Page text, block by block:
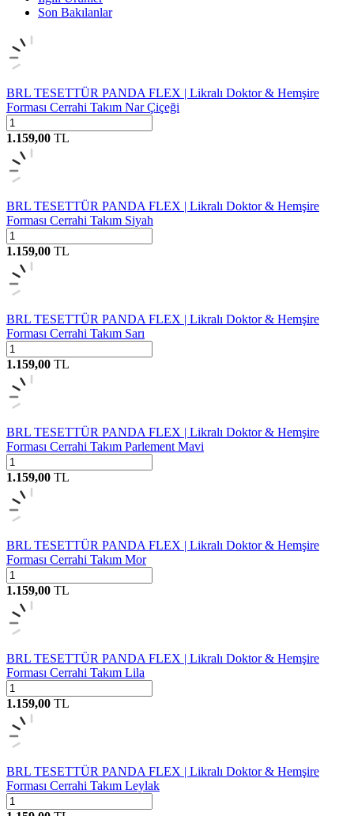
Son Bakılanlar
BRL TESETTÜR PANDA FLEX | Likralı Doktor & Hemşire
Forması Cerrahi Takım Nar Çiçeği
1.159,00 TL
BRL TESETTÜR PANDA FLEX | Likralı Doktor & Hemşire
Forması Cerrahi Takım Siyah
1.159,00 TL
BRL TESETTÜR PANDA FLEX | Likralı Doktor & Hemşire
Forması Cerrahi Takım Sarı
1.159,00 TL
BRL TESETTÜR PANDA FLEX | Likralı Doktor & Hemşire
Forması Cerrahi Takım Parlement Mavi
1.159,00 TL
BRL TESETTÜR PANDA FLEX | Likralı Doktor & Hemşire
Forması Cerrahi Takım Mor
1.159,00 TL
BRL TESETTÜR PANDA FLEX | Likralı Doktor & Hemşire
Forması Cerrahi Takım Lila
1.159,00 TL
BRL TESETTÜR PANDA FLEX | Likralı Doktor & Hemşire
Forması Cerrahi Takım Leylak